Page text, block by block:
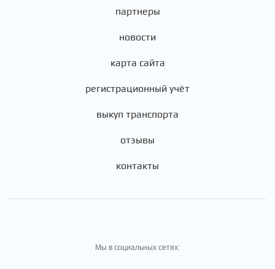
партнеры
новости
карта сайта
регистрационный учёт
выкуп транспорта
отзывы
контакты
Мы в социальных сетях: